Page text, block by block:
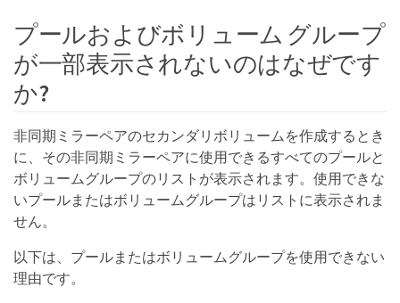
プールおよびボリューム グループ
が一部表示されないのはなぜです
か?
非同期ミラーペアのセカンダリボリュームを作成するとき
に、その非同期ミラーペアに使用できるすべてのプールと
ボリュームグループのリストが表示されます。使用できな
いプールまたはボリュームグループはリストに表示されま
せん。
以下は、プールまたはボリュームグループを使用できない
理由です。